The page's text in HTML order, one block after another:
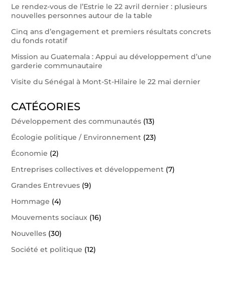
Le rendez-vous de l’Estrie le 22 avril dernier : plusieurs
nouvelles personnes autour de la table
Cinq ans d’engagement et premiers résultats concrets
du fonds rotatif
Mission au Guatemala : Appui au développement d’une
garderie communautaire
Visite du Sénégal à Mont-St-Hilaire le 22 mai dernier
CATÉGORIES
Développement des communautés (13)
Écologie politique / Environnement (23)
Économie (2)
Entreprises collectives et développement (7)
Grandes Entrevues (9)
Hommage (4)
Mouvements sociaux (16)
Nouvelles (30)
Société et politique (12)